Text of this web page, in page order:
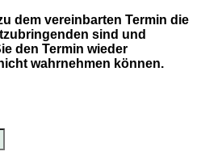
dem vereinbarten Termin die
sind und
den Termin wieder
wahrnehmen können.